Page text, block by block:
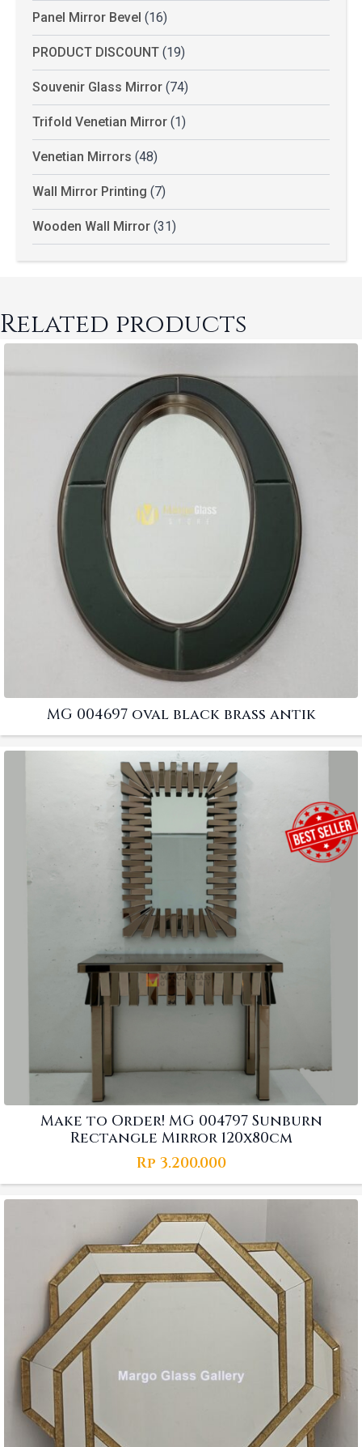
Panel Mirror Bevel (16)
PRODUCT DISCOUNT (19)
Souvenir Glass Mirror (74)
Trifold Venetian Mirror (1)
Venetian Mirrors (48)
Wall Mirror Printing (7)
Wooden Wall Mirror (31)
Related products
MG 004697 oval black brass antik
Make to Order! MG 004797 Sunburn
Rectangle Mirror 120x80cm
Rp 3.200.000